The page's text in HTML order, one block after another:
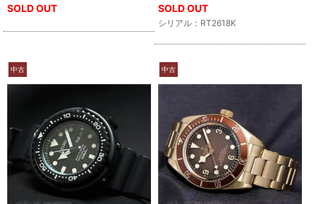
SOLD OUT
SOLD OUT
シリアル：RT2618K
中古 中古